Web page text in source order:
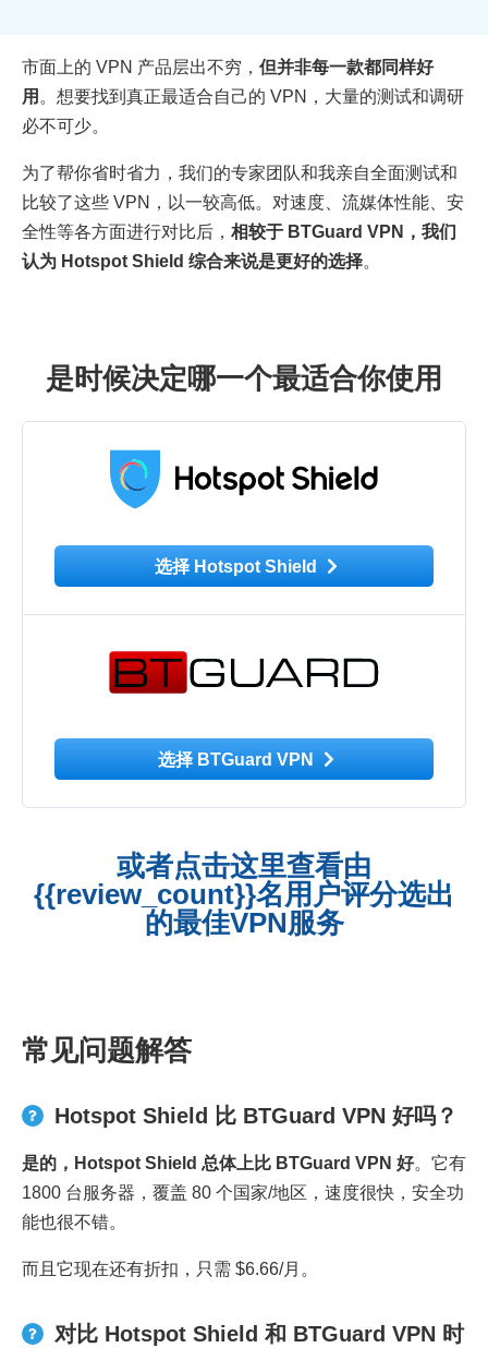
市面上的 VPN 产品层出不穷， 但并非每一款都同样好
用 。想要找到真正最适合自己的 VPN，大量的测试和调研
必不可少。
为了帮你省时省力，我们的专家团队和我亲自全面测试和
比较了这些 VPN，以一较高低。对速度、流媒体性能、安
全性等各方面进行对比后， 相较于 BTGuard VPN，我们
认为 Hotspot Shield 综合来说是更好的选择。
是时候决定哪一个最适合你使用
选择 Hotspot Shield
选择 BTGuard VPN
或者点击这里查看由
{{review_count}}名用户评分选出
的最佳VPN服务
常见问题解答
Hotspot Shield 比 BTGuard VPN 好吗？
是的， Hotspot Shield 总体上比 BTGuard VPN 好。它有
1800 台服务器，覆盖 80 个国家/地区，速度很快，安全功
能也很不错。
而且它现在还有折扣，只需 $6.66/月。
对比 Hotspot Shield 和 BTGuard VPN 时